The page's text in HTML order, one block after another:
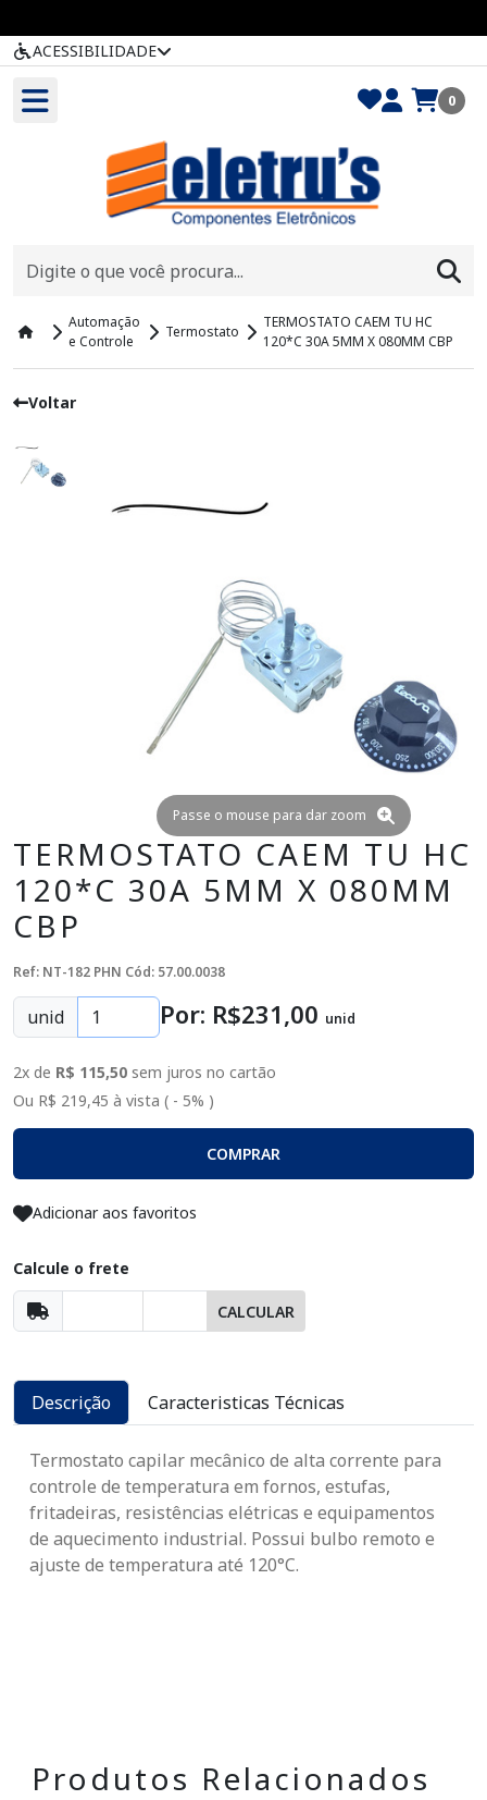
ACESSIBILIDADE
0
Automação
e Controle
Termostato
TERMOSTATO CAEM TU HC
120*C 30A 5MM X 080MM CBP
Voltar
Passe o mouse para dar zoom
TERMOSTATO CAEM TU HC
120*C 30A 5MM X 080MM
CBP
Ref: NT-182 PHN Cód: 57.00.0038
unid Por: R$231,00 unid
2x de R$ 115,50 sem juros no cartão
Ou R$ 219,45 à vista ( - 5% )
COMPRAR
Adicionar aos favoritos
Calcule o frete
CALCULAR
Descrição Caracteristicas Técnicas
Termostato capilar mecânico de alta corrente para
controle de temperatura em fornos, estufas,
fritadeiras, resistências elétricas e equipamentos
de aquecimento industrial. Possui bulbo remoto e
ajuste de temperatura até 120°C.
Produtos Relacionados